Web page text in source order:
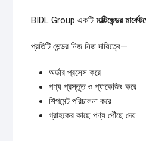
BIDL Group একটি মাল্টিভেন্ডর
প্রতিটি ভেন্ডর নিজ নিজ দায়িত্বে—
অর্ডার প্রসেস করে
পণ্য প্রস্তুত ও প্যাকেজিং করে
শিপমেন্ট পরিচালনা করে
গ্রাহকের কাছে পণ্য পৌঁছে দেয়